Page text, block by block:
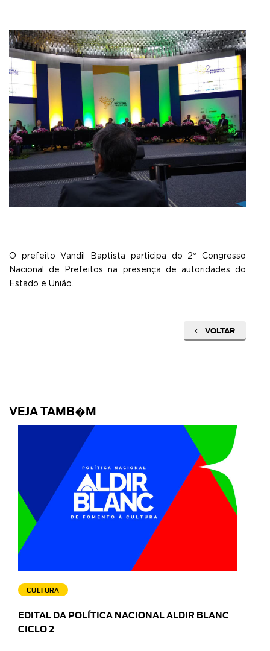
O prefeito Vandil Baptista participa do 2º Congresso
Nacional de Prefeitos na presença de autoridades do
Estado e União.
VOLTAR
VEJA TAMB�M
CULTURA
EDITAL DA POLÍTICA NACIONAL ALDIR BLANC
CICLO 2